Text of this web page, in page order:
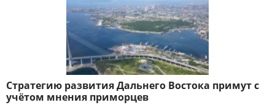
Стратегию развития Дальнего Востока примут с
учётом мнения приморцев